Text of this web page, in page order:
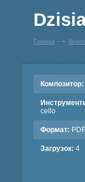
Главная
Композитор:
cello
Формат: PDF
Загрузок: 4